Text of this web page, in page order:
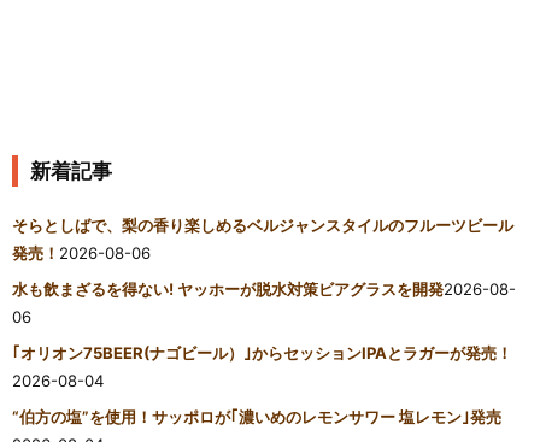
新着記事
そらとしばで、梨の香り楽しめるベルジャンスタイルのフルーツビール
発売！ 2026-08-06
水も飲まざるを得ない! ヤッホーが脱水対策ビアグラスを開発2026-08-
06
｢オリオン75BEER(ナゴビール）｣からセッションIPAとラガーが発売！
2026-08-04
“伯方の塩”を使用！サッポロが｢濃いめのレモンサワー 塩レモン｣発売